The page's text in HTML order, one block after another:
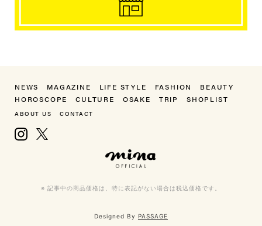
NEWS MAGAZINE LIFE STYLE FASHION
BEAUTY
HOROSCOPE
CULTURE OSAKE TRIP SHOPLIST
ABOUT US CONTACT
Instagram
※ 記事中の商品価格は、特に表記がない場合は税込価格です。
Designed By PASSAGE